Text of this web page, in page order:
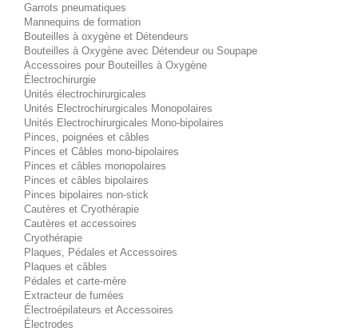
Garrots pneumatiques
Mannequins de formation
Bouteilles à oxygène et Détendeurs
Bouteilles à Oxygène avec Détendeur ou Soupape
Accessoires pour Bouteilles à Oxygène
Électrochirurgie
Unités électrochirurgicales
Unités Electrochirurgicales Monopolaires
Unités Electrochirurgicales Mono-bipolaires
Pinces, poignées et câbles
Pinces et Câbles mono-bipolaires
Pinces et câbles monopolaires
Pinces et câbles bipolaires
Pinces bipolaires non-stick
Cautères et Cryothérapie
Cautères et accessoires
Cryothérapie
Plaques, Pédales et Accessoires
Plaques et câbles
Pédales et carte-mère
Extracteur de fumées
Électroépilateurs et Accessoires
Électrodes